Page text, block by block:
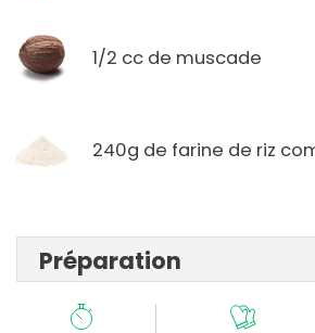
1/2 cc de muscade
240g de farine de riz
Préparation